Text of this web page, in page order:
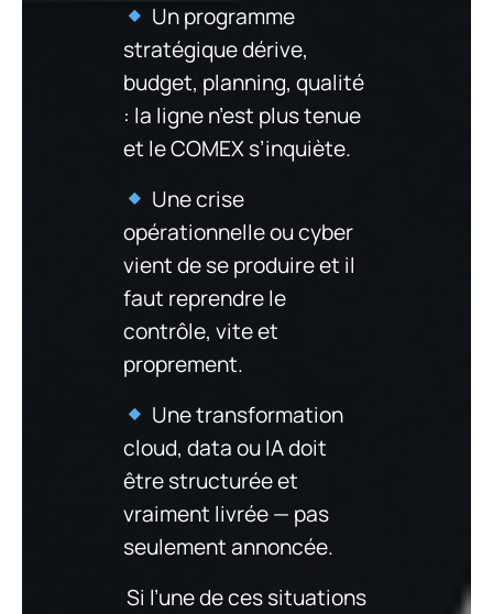
Un programme
stratégique dérive,
budget, planning, qualité
: la ligne n’est plus tenue
et le COMEX s’inquiète.
Une crise
opérationnelle ou cyber
vient de se produire et il
faut reprendre le
contrôle, vite et
proprement.
Une transformation
cloud, data ou IA doit
être structurée et
vraiment livrée — pas
seulement annoncée.
Si l’une de ces situations